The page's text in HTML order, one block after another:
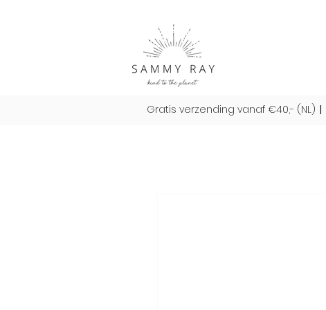
Gratis verzending vanaf €40,- (NL) |